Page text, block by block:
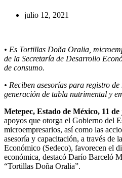
julio 12, 2021
• Es Tortillas Doña Oralia,
de la Secretaría de Desarrollo
de consumo.
• Reciben asesorías para registro
generación de tabla nutrimental y
Metepec, Estado de México, 11
apoyos que otorga el Gobierno del
microempresarios, así como las
asesoría y capacitación, a través de
Económico (Sedeco), favorecen el
económica, destacó Darío Barceló
“Tortillas Doña Oralia”.